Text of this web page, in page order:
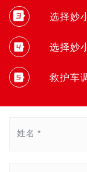
选择妙
选择妙
救护车